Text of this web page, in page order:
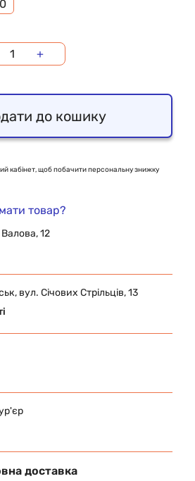
+
до кошику
кабінет, щоб побачити персональну знижку
товар?
12
вул. Січових Стрільців, 13
доставка